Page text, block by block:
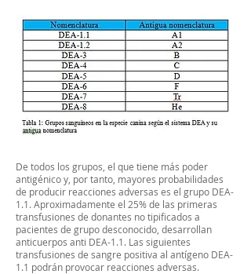
De todos los grupos, el que tiene más poder
antigénico y, por tanto, mayores probabilidades
de producir reacciones adversas es el grupo DEA-
1.1. Aproximadamente el 25% de las primeras
transfusiones de donantes no tipificados a
pacientes de grupo desconocido, desarrollan
anticuerpos anti DEA-1.1. Las siguientes
transfusiones de sangre positiva al antígeno DEA-
1.1 podrán provocar reacciones adversas.